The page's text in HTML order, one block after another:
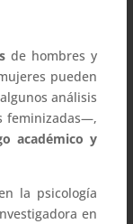
de hombres y
pueden
análisis
feminizadas—,
académico y
la psicología
en